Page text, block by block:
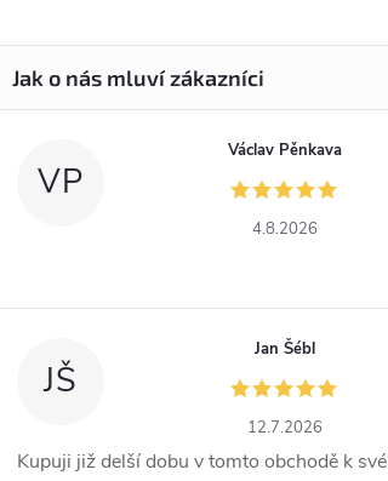
VP
Václav Pěnkava
4.8.2026
JŠ
Jan Šébl
12.7.2026
Kupuji již delší dobu v tomto obchodě k své